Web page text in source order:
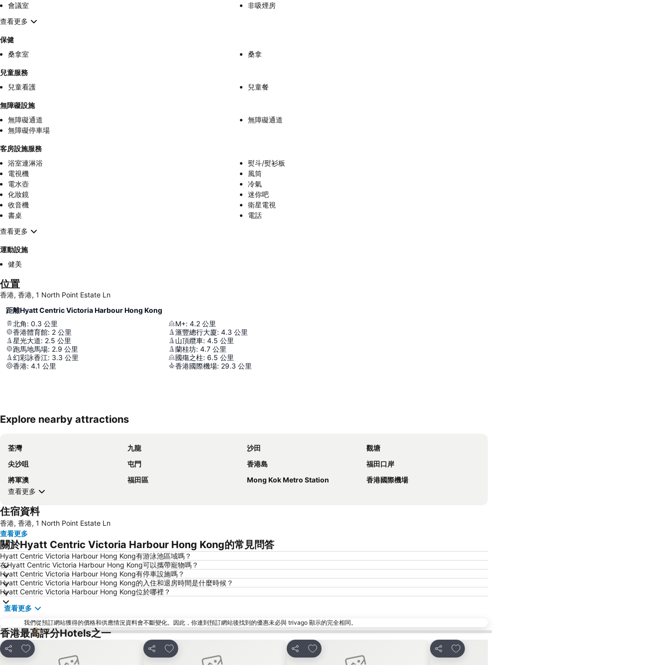
會議室
非吸煙房
查看更多
保健
桑拿室
桑拿
兒童服務
兒童看護
兒童餐
無障礙設施
無障礙通道
無障礙通道
無障礙停車場
客房設施服務
浴室連淋浴
熨斗/熨衫板
電視機
風筒
電水壺
冷氣
化妝鏡
迷你吧
收音機
衛星電視
書桌
電話
查看更多
運動設施
健美
位置
香港, 香港, 1 North Point Estate Ln
距離Hyatt Centric Victoria Harbour Hong Kong
北角: 0.3 公里
香港體育館: 2 公里
星光大道: 2.5 公里
跑馬地馬場: 2.9 公里
幻彩詠香江: 3.3 公里
香港: 4.1 公里
M+: 4.2 公里
滙豐總行大廈: 4.3 公里
山頂纜車: 4.5 公里
蘭桂坊: 4.7 公里
國殤之柱: 6.5 公里
香港國際機場: 29.3 公里
Explore nearby attractions
荃灣 九龍 沙田
觀塘
尖沙咀
屯門 香港島
福田口岸
將軍澳
福田區 Mong Kok Metro Station
香港國際機場
查看更多
住宿資料
香港, 香港, 1 North Point Estate Ln
查看更多
關於Hyatt Centric Victoria Harbour Hong Kong的常見問答
Hyatt Centric Victoria Harbour Hong Kong有游泳池區域嗎？
在Hyatt Centric Victoria Harbour Hong Kong可以攜帶寵物嗎？
Hyatt Centric Victoria Harbour Hong Kong有停車設施嗎？
Hyatt Centric Victoria Harbour Hong Kong的入住和退房時間是什麼時候？
Hyatt Centric Victoria Harbour Hong Kong位於哪裡？
查看更多
我們從預訂網站獲得的價格和供應情況資料會不斷變化。因此，你連到預訂網站後找到的優惠未必與 trivago 顯示的完全相同。
香港最高評分Hotels之一
分享
放到收藏夾
分享
放到收藏夾
分享
放到收藏夾
分享
放到收藏夾